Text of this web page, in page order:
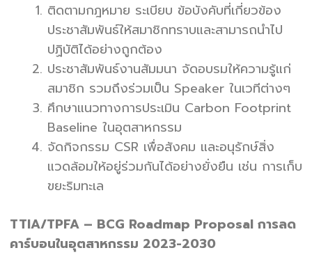
ติดตามกฎหมาย ระเบียบ ข้อบังคับที่เกี่ยวข้อง
ประชาสัมพันธ์ให้สมาชิกทราบและสามารถนำไป
ปฏิบัติได้อย่างถูกต้อง
ประชาสัมพันธ์งานสัมมนา จัดอบรมให้ความรู้แก่
สมาชิก รวมถึงร่วมเป็น Speaker ในเวทีต่างๆ
ศึกษาแนวทางการประเมิน Carbon Footprint
Baseline ในอุตสาหกรรม
จัดกิจกรรม CSR เพื่อสังคม และอนุรักษ์สิ่ง
แวดล้อมให้อยู่ร่วมกันได้อย่างยั่งยืน เช่น การเก็บ
ขยะริมทะเล
TTIA/TPFA – BCG Roadmap Proposal การลด
คาร์บอนในอุตสาหกรรม 2023-2030